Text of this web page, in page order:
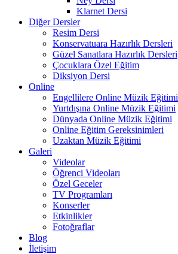
Klarnet Dersi
Diğer Dersler
Resim Dersi
Konservatuara Hazırlık Dersleri
Güzel Sanatlara Hazırlık Dersleri
Çocuklara Özel Eğitim
Diksiyon Dersi
Online
Engellilere Online Müzik Eğitimi
Yurtdışına Online Müzik Eğitimi
Dünyada Online Müzik Eğitimi
Online Eğitim Gereksinimleri
Uzaktan Müzik Eğitimi
Galeri
Videolar
Öğrenci Videoları
Özel Geceler
TV Programları
Konserler
Etkinlikler
Fotoğraflar
Blog
İletişim